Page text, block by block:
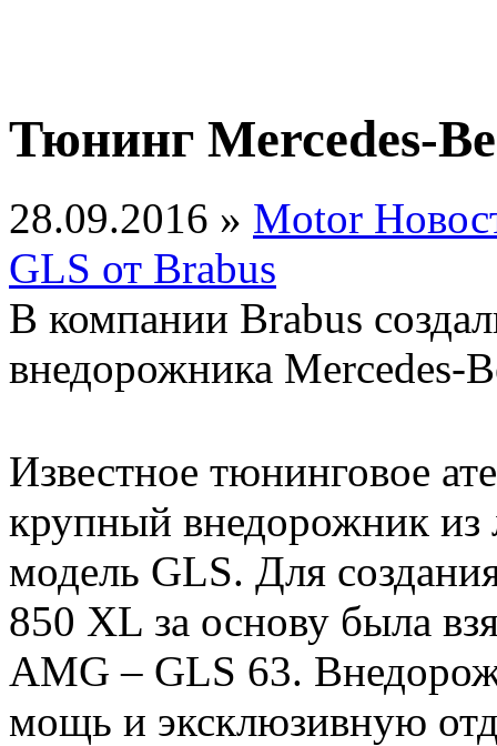
Тюнинг Mercedes-
28.09.2016 » Motor
GLS от Brabus
В компании Brabus
внедорожника Mercedes-
Известное тюнинговое
крупный внедорожник из
модель GLS. Для
850 XL за основу была
AMG – GLS 63.
мощь и эксклюзивную